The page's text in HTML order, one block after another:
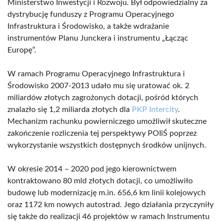
Ministerstwo Inwestycji i Rozwoju. Był odpowiedzialny za
dystrybucję funduszy z Programu Operacyjnego
Infrastruktura i Środowisko, a także wdrażanie
instrumentów Planu Junckera i instrumentu „Łącząc
Europę”.
W ramach Programu Operacyjnego Infrastruktura i
Środowisko 2007-2013 udało mu się uratować ok. 2
miliardów złotych zagrożonych dotacji, pośród których
znalazło się 1,2 miliarda złotych dla PKP Intercity.
Mechanizm rachunku powierniczego umożliwił skuteczne
zakończenie rozliczenia tej perspektywy POIiŚ poprzez
wykorzystanie wszystkich dostępnych środków unijnych.
W okresie 2014 – 2020 pod jego kierownictwem
kontraktowano 80 mld złotych dotacji, co umożliwiło
budowę lub modernizację m.in. 656,6 km linii kolejowych
oraz 1172 km nowych autostrad. Jego działania przyczyniły
się także do realizacji 46 projektów w ramach Instrumentu